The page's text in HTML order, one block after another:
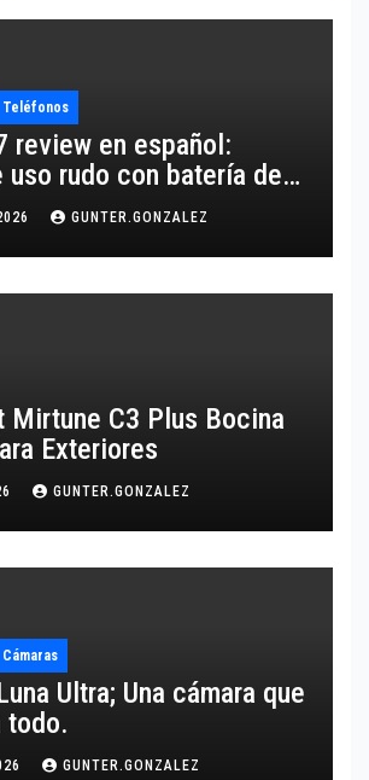
Teléfonos
review en español:
uso rudo con batería de
GUNTER.GONZALEZ
Mirtune C3 Plus Bocina
Exteriores
GUNTER.GONZALEZ
Cámaras
Ultra; Una cámara que
todo.
GUNTER.GONZALEZ